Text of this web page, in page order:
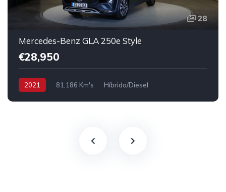
28
Mercedes-Benz GLA 250e Style
€28,950
2021 81,186 Km's Híbrido/Diesel